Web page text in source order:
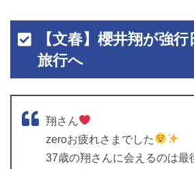
【文春】櫻井翔が強
旅行へ
翔さん
zeroお疲れさまでした
37歳の翔さんに会えるのは最